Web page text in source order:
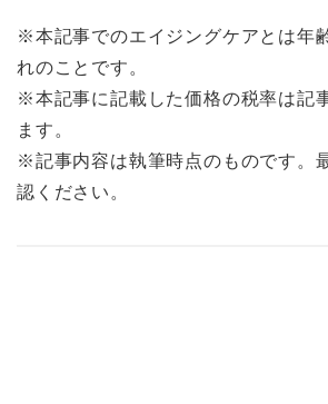
※本記事でのエイジングケアとは年
れのことです。
※本記事に記載した価格の税率は記
ます。
※記事内容は執筆時点のものです。
認ください。